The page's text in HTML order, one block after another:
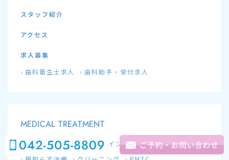
スタッフ紹介
アクセス
求人募集
歯科衛生士求人
歯科助手・受付求人
MEDICAL TREATMENT
虫歯治療 歯周病治療 インプラント
根管治療